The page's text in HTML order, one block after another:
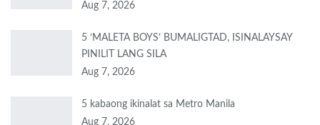
Aug 7, 2026
5 ‘MALETA BOYS’ BUMALIGTAD, ISINALAYSAY
PINILIT LANG SILA
Aug 7, 2026
5 kabaong ikinalat sa Metro Manila
Aug 7, 2026